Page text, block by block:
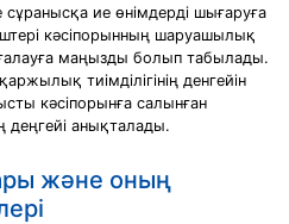
ие өнімдерді шығаруға
кәсіпорынның шаруашылық
маңызды болып табылады.
тиімділігінің денгейін
кәсіпорынға салынған
деңгейі анықталады.
және оның